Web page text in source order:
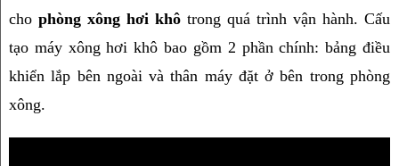
cho phòng xông hơi khô trong quá trình vận hành. Cấu
tạo máy xông hơi khô bao gồm 2 phần chính: bảng điều
khiển lắp bên ngoài và thân máy đặt ở bên trong phòng
xông.